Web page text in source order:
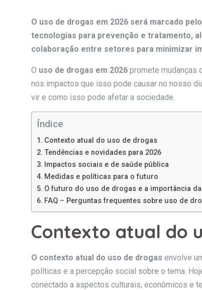
O uso de drogas em 2026 será marcado
tecnologias para prevenção e tratamento,
colaboração entre setores para minimizar
O uso de drogas em 2026 promete mudanças
nos impactos que isso pode causar no nosso
vir e como isso pode afetar a sociedade.
Índice
Contexto atual do uso de drogas
Tendências e novidades para 2026
Impactos sociais e de saúde pública
Medidas e políticas para o futuro
O futuro do uso de drogas e a importância
FAQ – Perguntas frequentes sobre uso de
Contexto atual do
O contexto atual do uso de drogas envolve
políticas e a percepção social sobre o tema.
conectado a aspectos culturais, econômicos e